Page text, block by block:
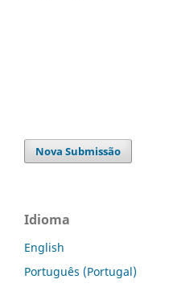
Nova Submissão
Idioma
English
Português (Portugal)